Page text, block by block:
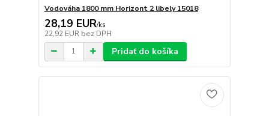
Vodováha 1800 mm Horizont 2 libely 15018
28,19 EUR/ks
22,92 EUR bez DPH
Pridať do košíka